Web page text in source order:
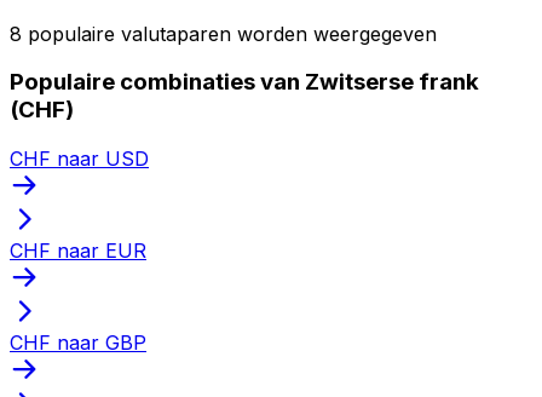
8 populaire valutaparen worden weergegeven
Populaire combinaties van Zwitserse frank
(CHF)
CHF naar USD
CHF naar EUR
CHF naar GBP